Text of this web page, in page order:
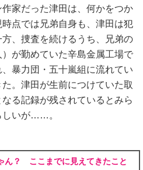
家だった津田は、何かをつか
点では兄弟自身も、津田は犯
、捜査を続けるうち、兄弟の
が勤めていた辛島金属工場で
暴力団・五十嵐組に流れてい
。津田が生前につけていた取
る記録が残されているとみら
しいが……。
？ ここまでに見えてきたこと